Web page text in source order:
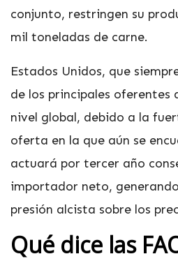
conjunto, restringen su
mil toneladas de carne.
Estados Unidos, que
de los principales oferentes
nivel global, debido a la
oferta en la que aún se
actuará por tercer año
importador neto,
presión alcista sobre los
Qué dice las